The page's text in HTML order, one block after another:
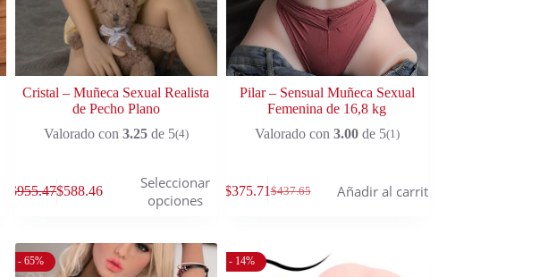
Cristal – Muñeca Sexual Realista
de Pecho Plano
Valorado con 3.25de 5(4)
$955.47$588.46
Seleccionar
opciones
Pilar – Sensual Muñeca Sexual
Femenina de 16,8 kg
Valorado con 3.00de 5(1)
$437.65
$375.71 Añadir al carrito
- 65% - 14%